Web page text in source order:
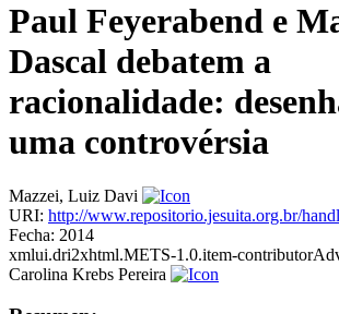
Paul Feyerabend e
Dascal debatem a
racionalidade:
uma controvérsia
Mazzei, Luiz Davi
URI: http://www.repositorio.jesuita.org.br/
Fecha: 2014
xmlui.dri2xhtml.METS-1.0.item-
Carolina Krebs Pereira